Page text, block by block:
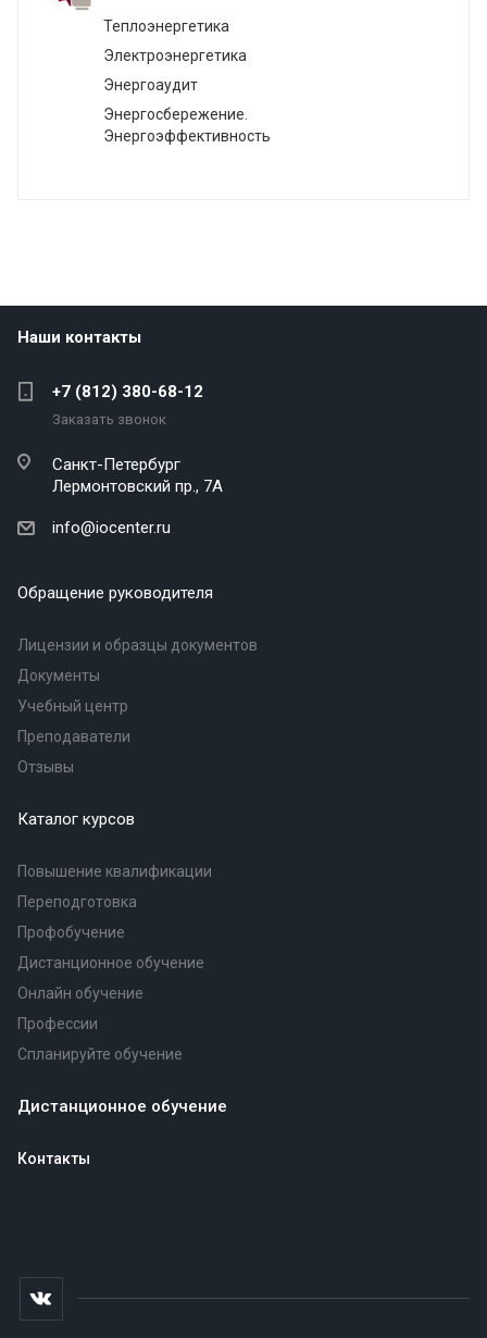
Теплоэнергетика
Электроэнергетика
Энергоаудит
Энергосбережение.
Энергоэффективность
Наши контакты
+7 (812) 380-68-12
Заказать звонок
Санкт-Петербург
Лермонтовский пр., 7А
info@iocenter.ru
Обращение руководителя
Лицензии и образцы документов
Документы
Учебный центр
Преподаватели
Отзывы
Каталог курсов
Повышение квалификации
Переподготовка
Профобучение
Дистанционное обучение
Онлайн обучение
Профессии
Спланируйте обучение
Дистанционное обучение
Контакты